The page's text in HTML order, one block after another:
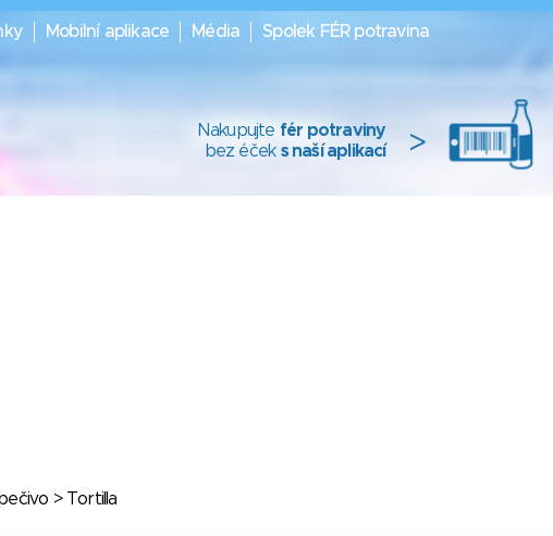
Mobilní aplikace Média Spolek FÉR potravina
Nakupujte fér potraviny
bez éček s naší aplikací >
> Tortilla